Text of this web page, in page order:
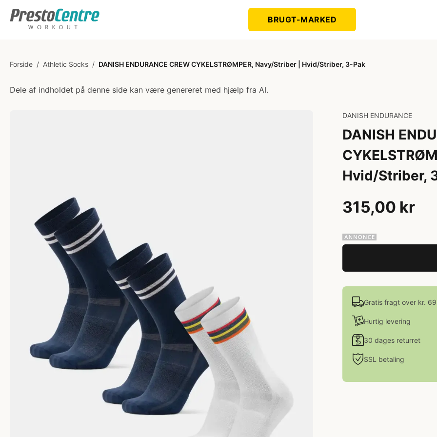
BRUGT-MARKED
Forside / Athletic Socks / DANISH ENDURANCE CREW CYKELSTRØMPER, Navy/Striber | Hvid/Striber, 3-Pak
Dele af indholdet på denne side kan være genereret med hjælp fra AI.
DANISH ENDURANCE
DANISH
Hvid/Striber,
315,00 kr
Gratis fragt over kr.
Hurtig levering
30 dages returret
SSL betaling